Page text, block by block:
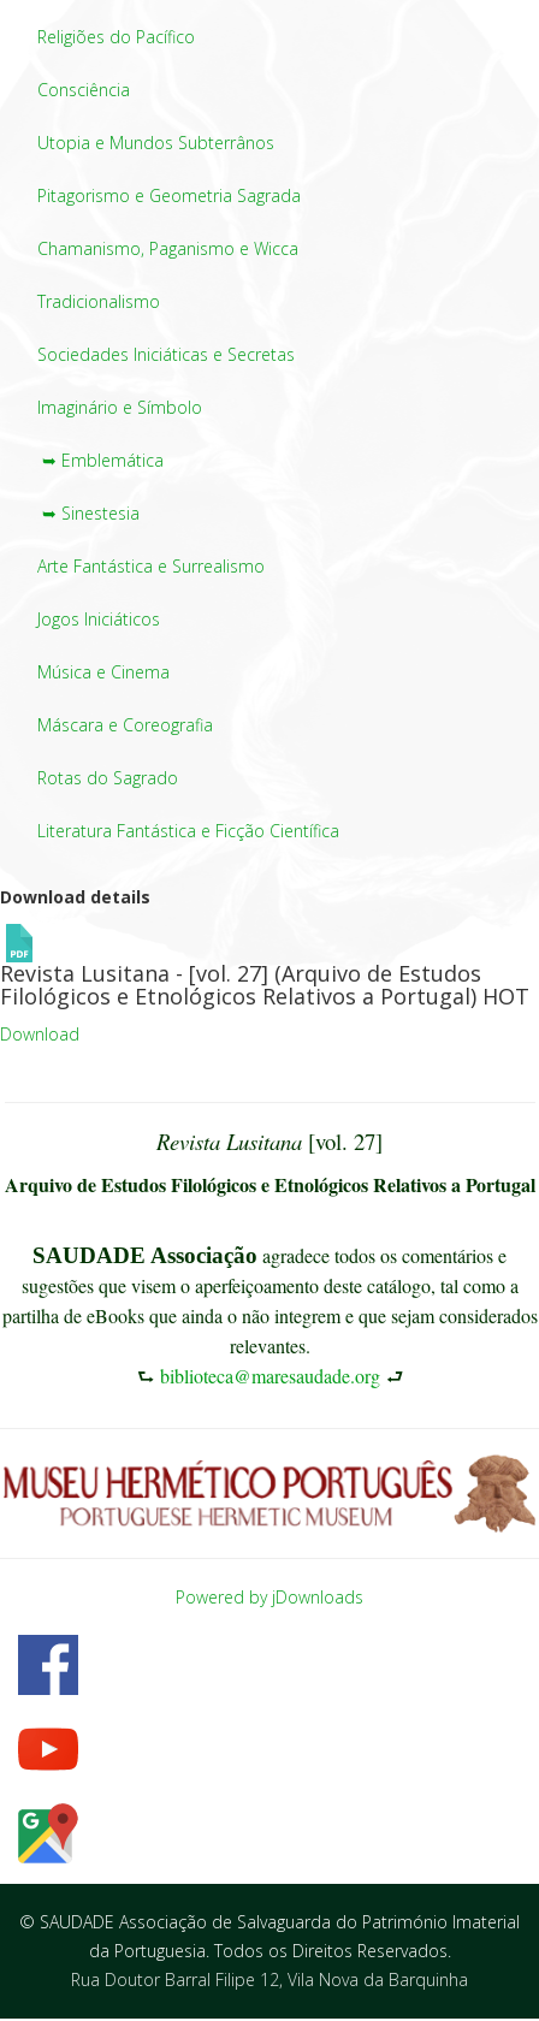
Religiões do Pacífico
Consciência
Utopia e Mundos Subterrânos
Pitagorismo e Geometria Sagrada
Chamanismo, Paganismo e Wicca
Tradicionalismo
Sociedades Iniciáticas e Secretas
Imaginário e Símbolo
➥ Emblemática
➥ Sinestesia
Arte Fantástica e Surrealismo
Jogos Iniciáticos
Música e Cinema
Máscara e Coreografia
Rotas do Sagrado
Literatura Fantástica e Ficção Científica
Download details
Revista Lusitana - [vol. 27] (Arquivo de Estudos
Filológicos e Etnológicos Relativos a Portugal) HOT
Download
Revista Lusitana [vol. 27]
Arquivo de Estudos Filológicos e Etnológicos Relativos a Portugal
SAUDADE Associação agradece todos os comentários e
sugestões que visem o aperfeiçoamento deste catálogo, tal como a
partilha de eBooks que ainda o não integrem e que sejam considerados
relevantes.
⮑ biblioteca@maresaudade.org⮐
Powered by jDownloads
© SAUDADE Associação de Salvaguarda do Património Imaterial
da Portuguesia. Todos os Direitos Reservados.
Rua Doutor Barral Filipe 12, Vila Nova da Barquinha